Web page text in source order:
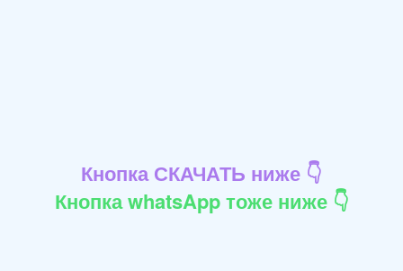
Кнопка СКАЧАТЬ ниже 👇
Кнопка whatsApp тоже ниже 👇